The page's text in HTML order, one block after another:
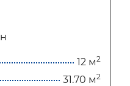
12 м2
31.70 м2